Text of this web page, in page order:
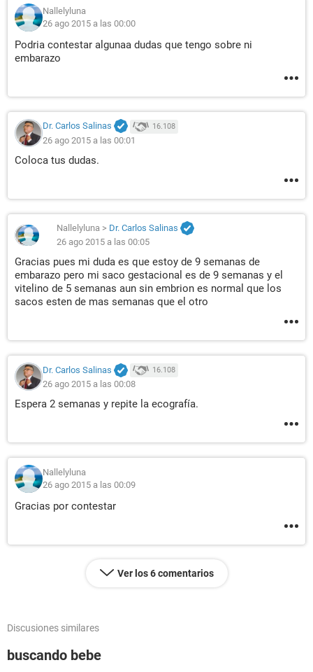
Nallelyluna
26 ago 2015 a las 00:00
Podria contestar algunaa dudas que tengo sobre ni
embarazo
Dr. Carlos Salinas 16.108
26 ago 2015 a las 00:01
Coloca tus dudas.
Nallelyluna > Dr. Carlos Salinas
26 ago 2015 a las 00:05
Gracias pues mi duda es que estoy de 9 semanas de
embarazo pero mi saco gestacional es de 9 semanas y el
vitelino de 5 semanas aun sin embrion es normal que los
sacos esten de mas semanas que el otro
Dr. Carlos Salinas 16.108
26 ago 2015 a las 00:08
Espera 2 semanas y repite la ecografía.
Nallelyluna
26 ago 2015 a las 00:09
Gracias por contestar
Ver los 6 comentarios
Discusiones similares
buscando bebe